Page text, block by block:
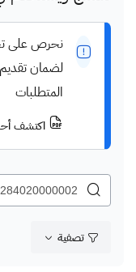
نحرص على
لضمان
المتطلبات
اكتشف
تصفية